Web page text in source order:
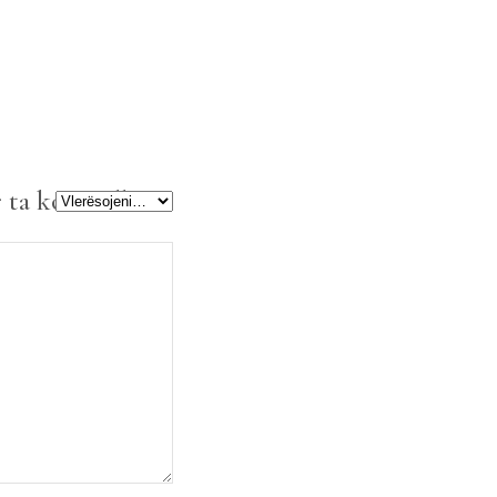
ta kontrolluar”